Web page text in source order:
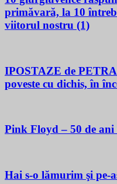
primăvară, la 10
viitorul nostru (1)
IPOSTAZE de
poveste cu dichis, în
Pink Floyd – 50 de
Hai s-o lămurim şi pe-